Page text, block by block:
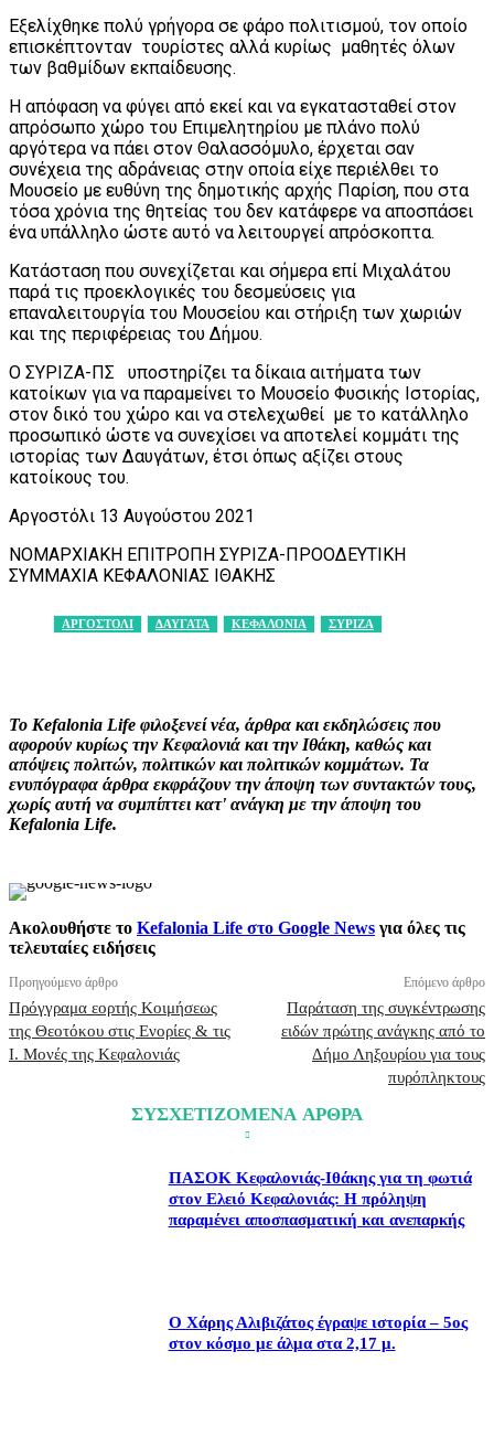
Εξελίχθηκε πολύ γρήγορα σε φάρο πολιτισμού, τον οποίο
επισκέπτονταν τουρίστες αλλά κυρίως μαθητές όλων
των βαθμίδων εκπαίδευσης.
Η απόφαση να φύγει από εκεί και να εγκατασταθεί στον
απρόσωπο χώρο του Επιμελητηρίου με πλάνο πολύ
αργότερα να πάει στον Θαλασσόμυλο, έρχεται σαν
συνέχεια της αδράνειας στην οποία είχε περιέλθει το
Μουσείο με ευθύνη της δημοτικής αρχής Παρίση, που στα
τόσα χρόνια της θητείας του δεν κατάφερε να αποσπάσει
ένα υπάλληλο ώστε αυτό να λειτουργεί απρόσκοπτα.
Κατάσταση που συνεχίζεται και σήμερα επί Μιχαλάτου
παρά τις προεκλογικές του δεσμεύσεις για
επαναλειτουργία του Μουσείου και στήριξη των χωριών
και της περιφέρειας του Δήμου.
Ο ΣΥΡΙΖΑ-ΠΣ υποστηρίζει τα δίκαια αιτήματα των
κατοίκων για να παραμείνει το Μουσείο Φυσικής Ιστορίας,
στον δικό του χώρο και να στελεχωθεί με το κατάλληλο
προσωπικό ώστε να συνεχίσει να αποτελεί κομμάτι της
ιστορίας των Δαυγάτων, έτσι όπως αξίζει στους
κατοίκους του.
Αργοστόλι 13 Αυγούστου 2021
ΝΟΜΑΡΧΙΑΚΗ ΕΠΙΤΡΟΠΗ ΣΥΡΙΖΑ-ΠΡΟΟΔΕΥΤΙΚΗ
ΣΥΜΜΑΧΙΑ ΚΕΦΑΛΟΝΙΑΣ ΙΘΑΚΗΣ
ΑΡΓΟΣΤΟΛΙ ΔΑΥΓΑΤΑ ΚΕΦΑΛΟΝΙΑ ΣΥΡΙΖΑ
Το Kefalonia Life φιλοξενεί νέα, άρθρα και εκδηλώσεις που
αφορούν κυρίως την Κεφαλονιά και την Ιθάκη, καθώς και
απόψεις πολιτών, πολιτικών και πολιτικών κομμάτων. Τα
ενυπόγραφα άρθρα εκφράζουν την άποψη των συντακτών τους,
χωρίς αυτή να συμπίπτει κατ' ανάγκη με την άποψη του
Kefalonia Life.
Ακολουθήστε το Kefalonia Life στο Google News για όλες τις
τελευταίες ειδήσεις
Προηγούμενο άρθρο
Πρόγγραμα εορτής Κοιμήσεως
της Θεοτόκου στις Ενορίες & τις
Ι. Μονές της Κεφαλονιάς
Επόμενο άρθρο
Παράταση της συγκέντρωσης
ειδών πρώτης ανάγκης από το
Δήμο Ληξουρίου για τους
πυρόπληκτους
ΣΥΣΧΕΤΙΖΟΜΕΝΑ ΑΡΘΡΑ
ΠΑΣΟΚ Κεφαλονιάς-Ιθάκης για τη φωτιά
στον Ελειό Κεφαλονιάς: Η πρόληψη
παραμένει αποσπασματική και ανεπαρκής
Ο Χάρης Αλιβιζάτος έγραψε ιστορία – 5ος
στον κόσμο με άλμα στα 2,17 μ.